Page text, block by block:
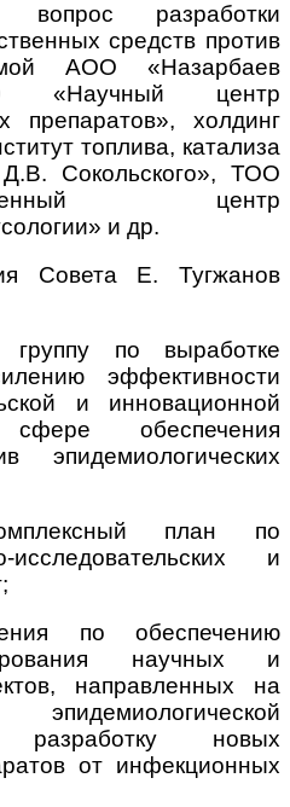
вопрос разработки
средств против
АОО «Назарбаев
«Научный центр
препаратов», холдинг
топлива, катализа
Сокольского», ТОО
центр
и др.
Совета Е. Тугжанов
по выработке
эффективности
и инновационной
обеспечения
эпидемиологических
план по
и
по обеспечению
научных и
направленных на
новых
от инфекционных